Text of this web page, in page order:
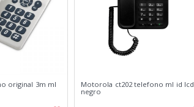
original 3m ml
Motorola ct202 telefono ml id lcd
negro